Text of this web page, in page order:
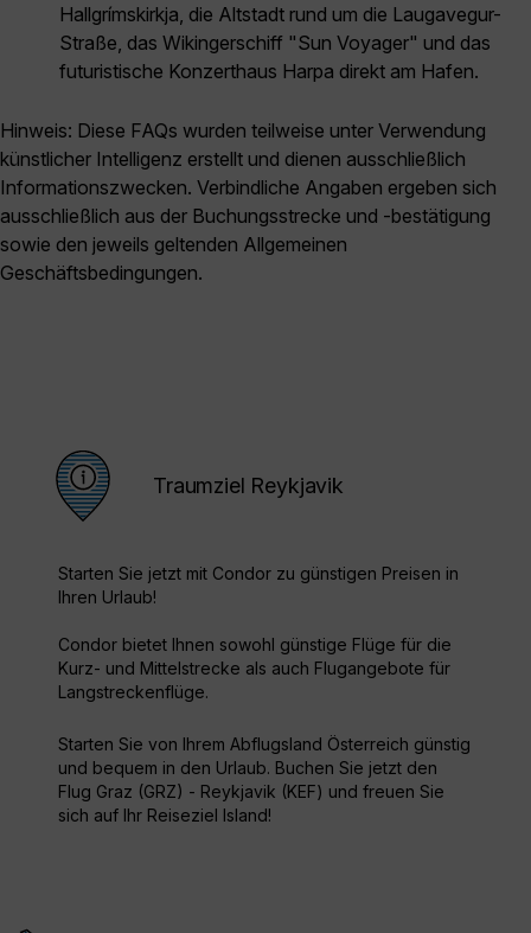
Hallgrímskirkja, die Altstadt rund um die Laugavegur-
Straße, das Wikingerschiff "Sun Voyager" und das
futuristische Konzerthaus Harpa direkt am Hafen.
Hinweis: Diese FAQs wurden teilweise unter Verwendung
künstlicher Intelligenz erstellt und dienen ausschließlich
Informationszwecken. Verbindliche Angaben ergeben sich
ausschließlich aus der Buchungsstrecke und -bestätigung
sowie den jeweils geltenden Allgemeinen
Geschäftsbedingungen.
Traumziel Reykjavik
Starten Sie jetzt mit Condor zu günstigen Preisen in
Ihren Urlaub!
Condor bietet Ihnen sowohl günstige Flüge für die
Kurz- und Mittelstrecke als auch Flugangebote für
Langstreckenflüge.
Starten Sie von Ihrem Abflugsland Österreich günstig
und bequem in den Urlaub. Buchen Sie jetzt den
Flug Graz (GRZ) - Reykjavik (KEF) und freuen Sie
sich auf Ihr Reiseziel Island!